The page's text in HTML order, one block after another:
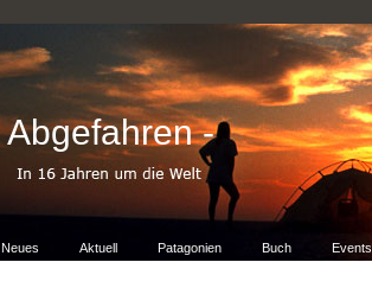
Abgefahren -
Neues Aktuell Patagonien Buch Events